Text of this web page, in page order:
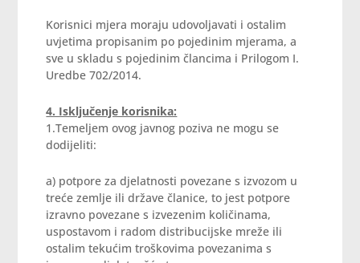
Korisnici mjera moraju udovoljavati i ostalim
uvjetima propisanim po pojedinim mjerama, a
sve u skladu s pojedinim člancima i Prilogom I.
Uredbe 702/2014.
4. Isključenje korisnika:
1.Temeljem ovog javnog poziva ne mogu se
dodijeliti:
a) potpore za djelatnosti povezane s izvozom u
treće zemlje ili države članice, to jest potpore
izravno povezane s izvezenim količinama,
uspostavom i radom distribucijske mreže ili
ostalim tekućim troškovima povezanima s